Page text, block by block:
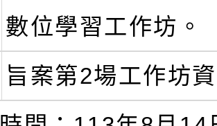
數位學習工作坊。
旨案第2場工作坊